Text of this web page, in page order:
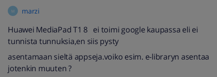
M marzi
Huawei MediaPad T1 8 ei toimi google kaupassa eli ei
tunnista tunnuksia,en siis pysty
asentamaan sieltä appseja.voiko esim. e-libraryn asentaa
jotenkin muuten ?